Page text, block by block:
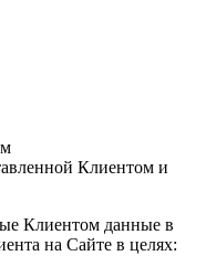
Клиентом и
Клиентом данные в
на Сайте в целях: